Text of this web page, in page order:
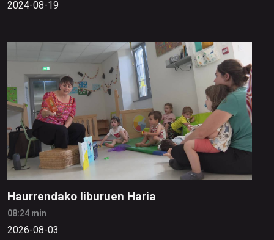
2024-08-19
Haurrendako liburuen Haria
08:24 min
2026-08-03